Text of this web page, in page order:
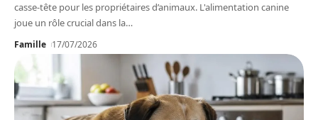
casse-tête pour les propriétaires d’animaux. L'alimentation canine
joue un rôle crucial dans la…
Famille 17/07/2026